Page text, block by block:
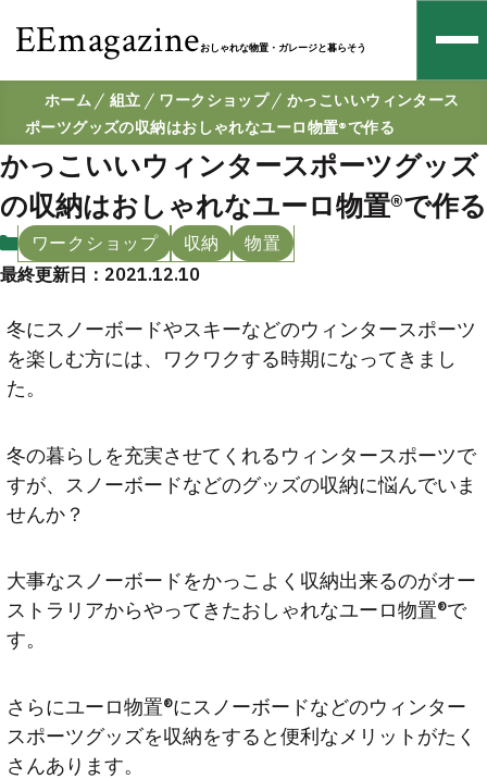
EEmagazineおしゃれな物置・ガレージと暮らそう
ホーム 組立 ワークショップ
かっこいいウィンタース
ポーツグッズの収納はおしゃれなユーロ物置®︎で作る
かっこいいウィンタースポーツグッズ
の収納はおしゃれなユーロ物置®︎で作る
ワークショップ 収納
物置
最終更新日：2021.12.10
冬にスノーボードやスキーなどのウィンタースポーツ
を楽しむ方には、ワクワクする時期になってきまし
た。
冬の暮らしを充実させてくれるウィンタースポーツで
すが、スノーボードなどのグッズの収納に悩んでいま
せんか？
大事なスノーボードをかっこよく収納出来るのがオー
ストラリアからやってきたおしゃれなユーロ物置®︎で
す。
さらにユーロ物置®︎にスノーボードなどのウィンター
スポーツグッズを収納をすると便利なメリットがたく
さんあります。